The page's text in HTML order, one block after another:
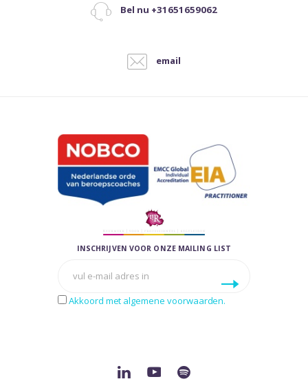
Bel nu +31651659062
email
INSCHRIJVEN VOOR ONZE MAILING LIST
Akkoord met algemene voorwaarden.